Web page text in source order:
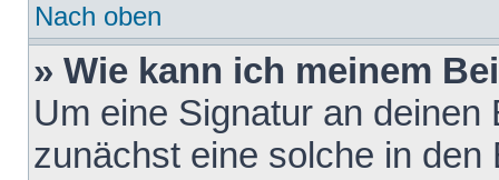
Nach oben
» Wie kann ich meinem
Um eine Signatur an
zunächst eine solche in den